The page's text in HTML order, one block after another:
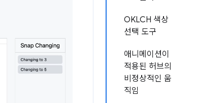
OKLCH 색상
선택 도구
애니메이션이
적용된 허브의
비정상적인 움
직임